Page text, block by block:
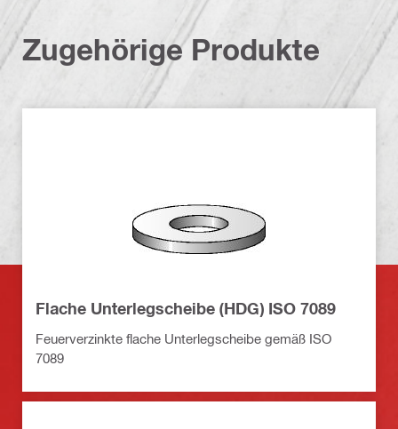
Zugehörige Produkte
Flache Unterlegscheibe (HDG) ISO 7089
Feuerverzinkte flache Unterlegscheibe gemäß ISO
7089